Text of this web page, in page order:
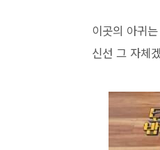
이곳의 아귀
신선 그 자체